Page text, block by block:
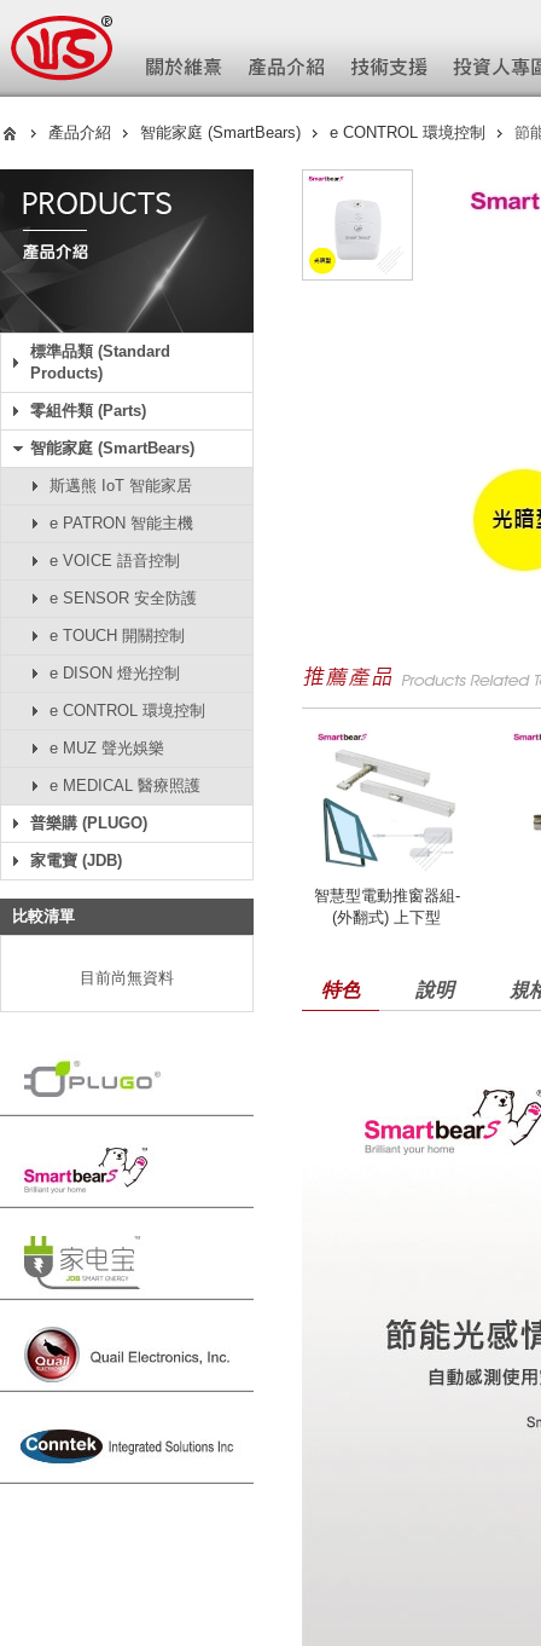
產品介紹 智能家庭 (SmartBears) e CONTROL 環境控制 節
標準品類 (Standard
Products)
零組件類 (Parts)
智能家庭 (SmartBears)
斯邁熊 IoT 智能家居
e PATRON 智能主機
e VOICE 語音控制
e SENSOR 安全防護
e TOUCH 開關控制
e DISON 燈光控制
e CONTROL 環境控制
e MUZ 聲光娛樂
e MEDICAL 醫療照護
普樂購 (PLUGO)
家電寶 (JDB)
比較清單
目前尚無資料
智慧型電動推窗器組-
(外翻式) 上下型
特色 說明 規